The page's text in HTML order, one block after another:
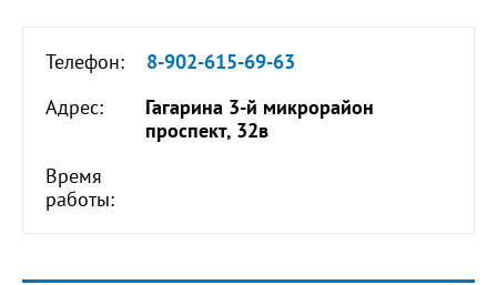
Телефон:
8-902-615-69-63
Адрес:
Гагарина 3-й микрорайон
проспект, 32в
Время
работы: